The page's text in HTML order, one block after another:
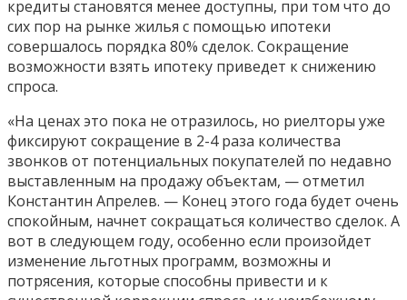
кредиты становятся менее доступны, при том что до
сих пор на рынке жилья с помощью ипотеки
совершалось порядка 80% сделок. Сокращение
возможности взять ипотеку приведет к снижению
спроса.
«На ценах это пока не отразилось, но риелторы уже
фиксируют сокращение в 2-4 раза количества
звонков от потенциальных покупателей по недавно
выставленным на продажу объектам, — отметил
Константин Апрелев. — Конец этого года будет очень
спокойным, начнет сокращаться количество сделок. А
вот в следующем году, особенно если произойдет
изменение льготных программ, возможны и
потрясения, которые способны привести и к